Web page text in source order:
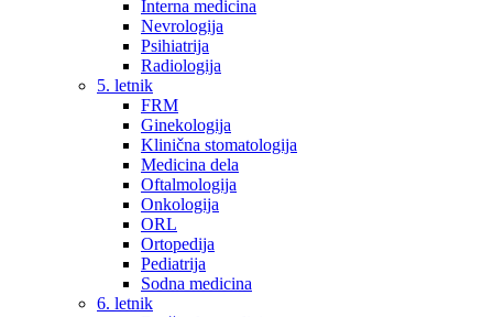
Interna medicina
Nevrologija
Psihiatrija
Radiologija
5. letnik
FRM
Ginekologija
Klinična stomatologija
Medicina dela
Oftalmologija
Onkologija
ORL
Ortopedija
Pediatrija
Sodna medicina
6. letnik